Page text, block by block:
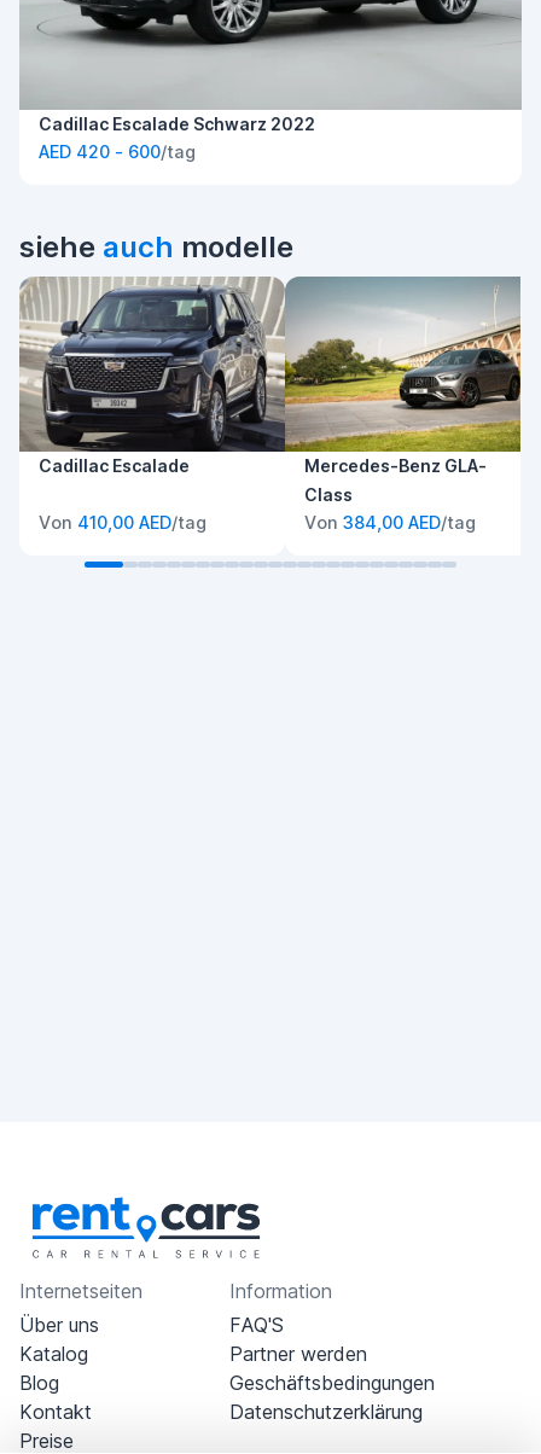
Cadillac Escalade Schwarz 2022
AED 420 - 600/tag
siehe auch modelle
Cadillac Escalade
Von 410,00 AED/tag
Mercedes-Benz GLA-
Class
Von 384,00 AED/tag
Internetseiten
Über uns
Katalog
Blog
Kontakt
Preise
Information
FAQ'S
Partner werden
Geschäftsbedingungen
Datenschutzerklärung